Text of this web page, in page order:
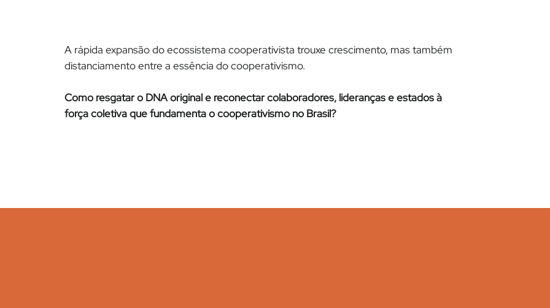
A rápida expansão do ecossistema cooperativista trouxe crescimento, mas também
distanciamento entre a essência do cooperativismo.
Como resgatar o DNA original e reconectar colaboradores, lideranças e estados à
força coletiva que fundamenta o cooperativismo no Brasil?